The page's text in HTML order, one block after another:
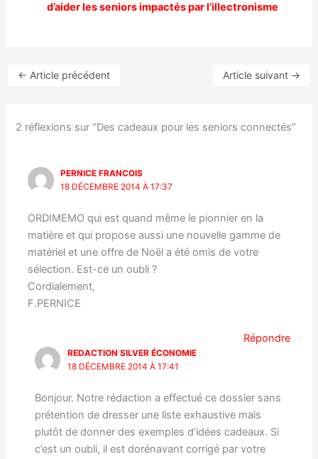
d’aider les seniors impactés par l’illectronisme
← Article précédent Article suivant →
2 réflexions sur “Des cadeaux pour les seniors connectés”
PERNICE FRANCOIS
18 DÉCEMBRE 2014 À 17:37
ORDIMEMO qui est quand même le pionnier en la
matière et qui propose aussi une nouvelle gamme de
matériel et une offre de Noël a été omis de votre
sélection. Est-ce un oubli ?
Cordialement,
F.PERNICE
Répondre
REDACTION SILVER ÉCONOMIE
18 DÉCEMBRE 2014 À 17:41
Bonjour. Notre rédaction a effectué ce dossier sans
prétention de dresser une liste exhaustive mais
plutôt de donner des exemples d’idées cadeaux. Si
c’est un oubli, il est dorénavant corrigé par votre